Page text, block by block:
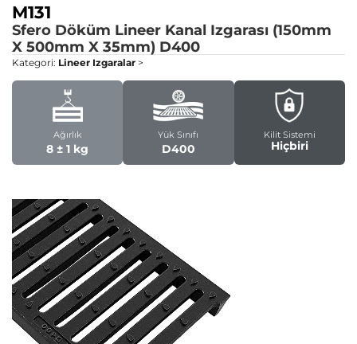
M131
Sfero Döküm Lineer Kanal Izgarası (150mm
X 500mm X 35mm) D400
Kategori: Lineer Izgaralar >
Ağırlık
8 ± 1 kg
Yük Sınıfı
D400
Kilit Sistemi
Hiçbiri